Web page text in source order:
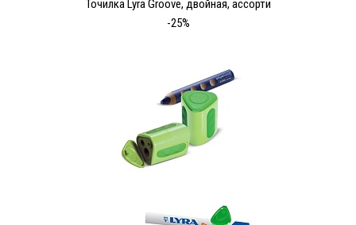
Точилка Lyra Groove, двойная, ассорти
-25%